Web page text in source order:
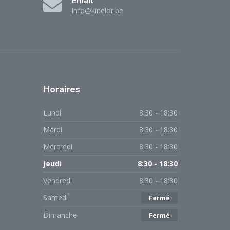
info@kinelor.be
Horaires
Lundi
8:30 - 18:30
Mardi
8:30 - 18:30
Mercredi
8:30 - 18:30
Jeudi
8:30 - 18:30
Vendredi
8:30 - 18:30
Samedi
Fermé
Dimanche Fermé